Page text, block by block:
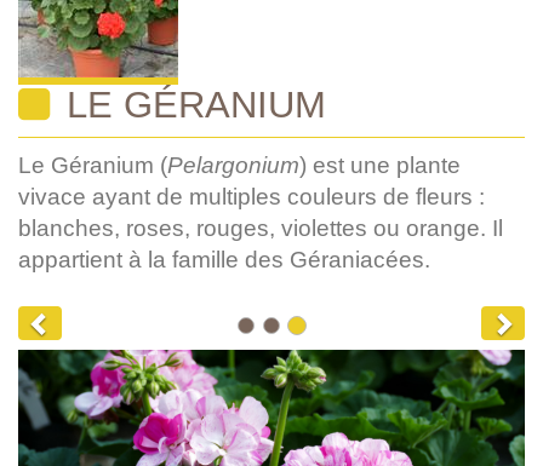
LE GÉRANIUM
Le Géranium (Pelargonium) est une plante
vivace ayant de multiples couleurs de fleurs :
blanches, roses, rouges, violettes ou orange. Il
appartient à la famille des Géraniacées.
Previous